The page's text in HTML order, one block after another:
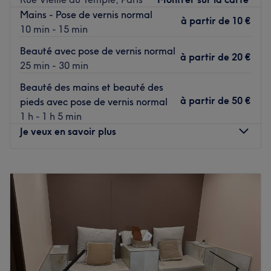
Le métro Bréguet - Sabin est à trois minutes à pied du
salon. (ligne 5)
chemin vert(ligne 8)
bastille (ligne 1,5,8)
L'équipe
Océane vous accompagne avec écoute et expertise pour
révéler votre beauté.
Les spécialités de l’établissement : l'onglerie et la beauté
du regard.
La marque utilisée : Opi.
Mains - Pose de vernis normal
10 min - 15 min
à partir de 10 €
Beauté avec pose de vernis normal
25 min - 30 min
à partir de 20 €
Beauté des mains et beauté des
pieds avec pose de vernis normal
1 h - 1 h 5 min
à partir de 50 €
Je veux en savoir plus
Mardi
10:00
Mercredi
10:00
10:00
Vendredi
10:00
Samedi
10:00
Dimanche
Fermé